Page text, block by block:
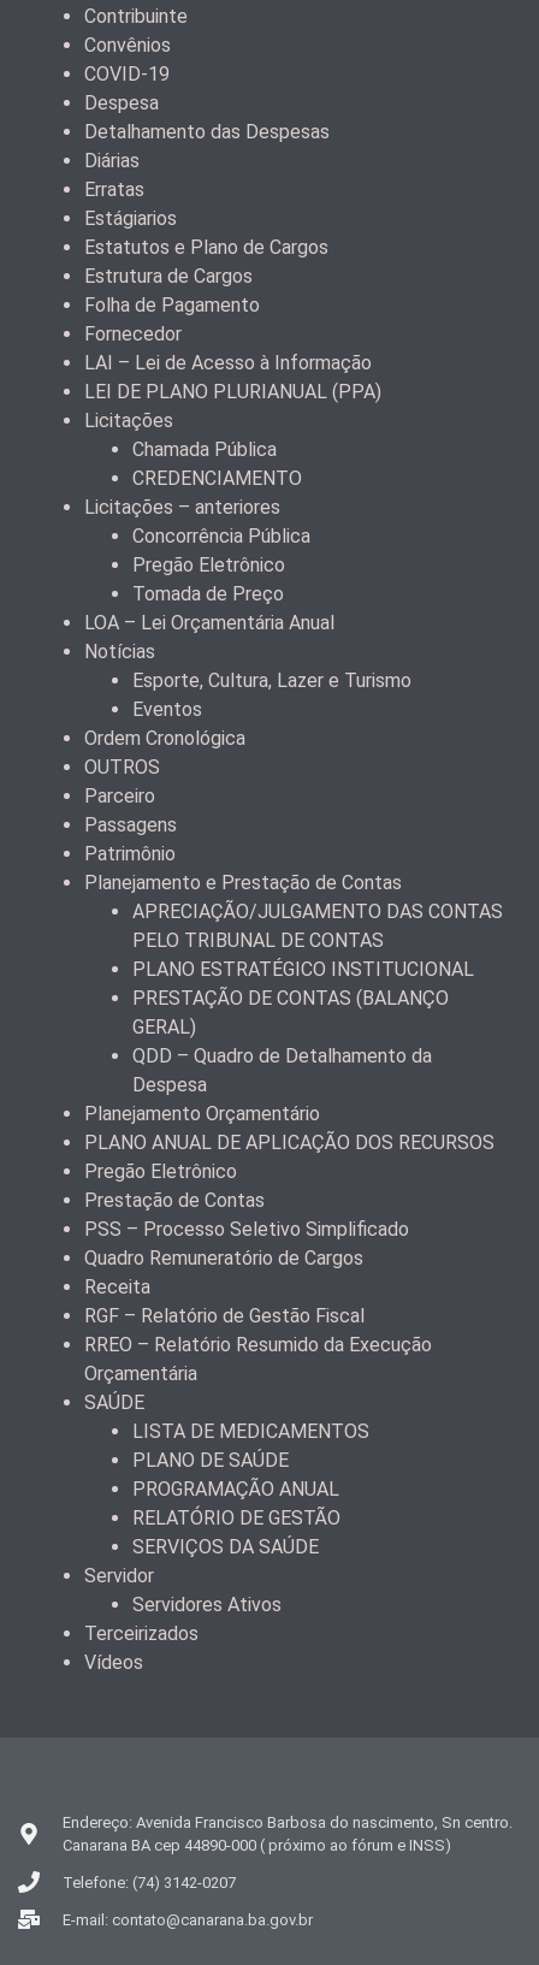
Contribuinte
Convênios
COVID-19
Despesa
Detalhamento das Despesas
Diárias
Erratas
Estágiarios
Estatutos e Plano de Cargos
Estrutura de Cargos
Folha de Pagamento
Fornecedor
LAI – Lei de Acesso à Informação
LEI DE PLANO PLURIANUAL (PPA)
Licitações
Chamada Pública
CREDENCIAMENTO
Licitações – anteriores
Concorrência Pública
Pregão Eletrônico
Tomada de Preço
LOA – Lei Orçamentária Anual
Notícias
Esporte, Cultura, Lazer e Turismo
Eventos
Ordem Cronológica
OUTROS
Parceiro
Passagens
Patrimônio
Planejamento e Prestação de Contas
APRECIAÇÃO/JULGAMENTO DAS CONTAS
PELO TRIBUNAL DE CONTAS
PLANO ESTRATÉGICO INSTITUCIONAL
PRESTAÇÃO DE CONTAS (BALANÇO
GERAL)
QDD – Quadro de Detalhamento da
Despesa
Planejamento Orçamentário
PLANO ANUAL DE APLICAÇÃO DOS RECURSOS
Pregão Eletrônico
Prestação de Contas
PSS – Processo Seletivo Simplificado
Quadro Remuneratório de Cargos
Receita
RGF – Relatório de Gestão Fiscal
RREO – Relatório Resumido da Execução
Orçamentária
SAÚDE
LISTA DE MEDICAMENTOS
PLANO DE SAÚDE
PROGRAMAÇÃO ANUAL
RELATÓRIO DE GESTÃO
SERVIÇOS DA SAÚDE
Servidor
Servidores Ativos
Terceirizados
Vídeos
Endereço: Avenida Francisco Barbosa do nascimento, Sn centro.
Canarana BA cep 44890-000 ( próximo ao fórum e INSS)
Telefone: (74) 3142-0207
E-mail: contato@canarana.ba.gov.br